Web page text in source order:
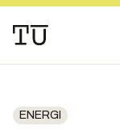
ENERGI